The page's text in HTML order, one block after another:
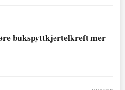
bukspyttkjertelkreft mer